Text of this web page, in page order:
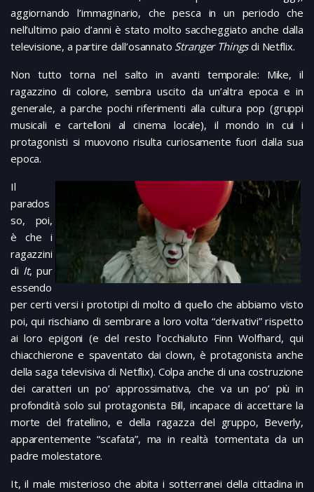
aggiornando l’immaginario, che pesca in un periodo che
nell’ultimo paio d’anni è stato molto saccheggiato anche dalla
televisione, a partire dall’osannato Stranger Thingsdi Netflix.
Non tutto torna nel salto in avanti temporale: Mike, il
ragazzino di colore, sembra uscito da un’altra epoca e in
generale, a parche pochi riferimenti alla cultura pop (gruppi
musicali e cartelloni al cinema locale), il mondo in cui i
protagonisti si muovono risulta curiosamente fuori dalla sua
epoca.
Il
parados
so, poi,
è che i
ragazzini
di It, pur
essendo
per certi versi i prototipi di molto di quello che abbiamo visto
poi, qui rischiano di sembrare a loro volta “derivativi” rispetto
ai loro epigoni (e del resto l’occhialuto Finn Wolfhard, qui
chiacchierone e spaventato dai clown, è protagonista anche
della saga televisiva di Netflix). Colpa anche di una costruzione
dei caratteri un po’ approssimativa, che va un po’ più in
profondità solo sul protagonista Bill, incapace di accettare la
morte del fratellino, e della ragazza del gruppo, Beverly,
apparentemente “scafata”, ma in realtà tormentata da un
padre molestatore.
It, il male misterioso che abita i sotterranei della cittadina in